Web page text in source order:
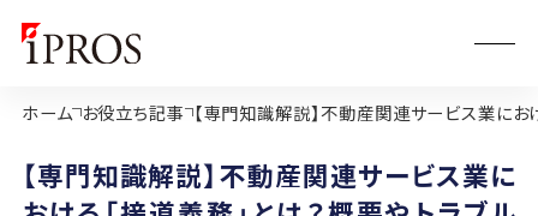
ホーム お役立ち記事 【専門知識解説】不動産関連サービス業にお
【専門知識解説】不動産関連サービス業に